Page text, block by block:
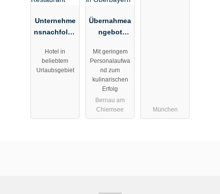
Unternehme
nsnachfolge
t Hotel in
Hotel in
beliebtem
Urlaubsgebiet
Übernahmea
ngebot
Pacht:
Restaurant
mit
Märchenbuc
hbiergarten
Mit geringem
Personalaufwa
nd zum
kulinarischen
Erfolg
Bernau am
Chiemsee
München